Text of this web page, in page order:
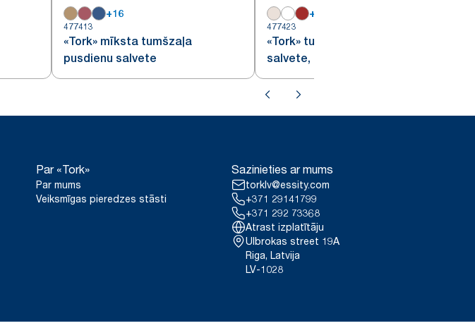
+16
477413
«Tork» mīksta tumšzaļa
pusdienu salvete
+
477423
​«Tork» tumšzaļa pusdienu
salvete, ar 1/8 locījumu
Par «Tork»
Par mums
Veiksmīgas pieredzes stāsti
Sazinieties ar mums
torklv@essity.com
+371 29141799
+371 292 73368
Atrast izplatītāju
Ulbrokas street 19A
Riga, Latvija
LV-1028